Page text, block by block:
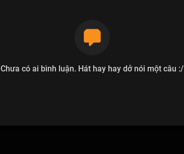
Chưa có ai bình luận. Hát hay hay dở nói một câu :/